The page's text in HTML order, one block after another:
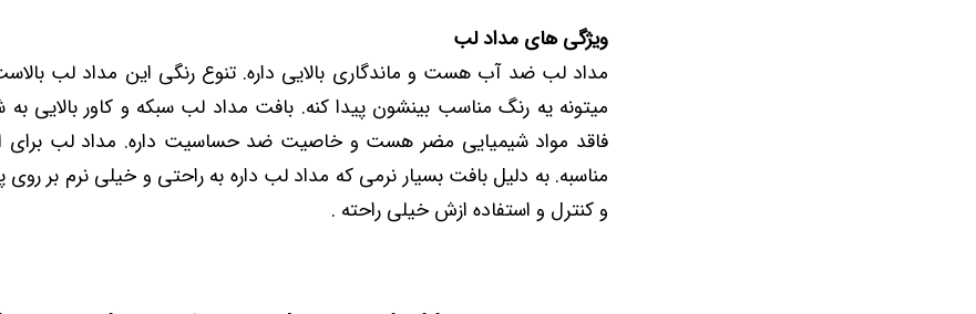
ویژگی های مداد لب
مداد لب ضد آب هست و ماندگاری بالایی داره. تنوع رنگی این مداد لب
میتونه یه رنگ مناسب بینشون پیدا کنه. بافت مداد لب سبکه و کاور بالایی
فاقد مواد شیمیایی مضر هست و خاصیت ضد حساسیت داره. مداد لب برای
مناسبه. به دلیل بافت بسیار نرمی که مداد لب داره به راحتی و خیلی نرم بر
و کنترل و استفاده ازش خیلی راحته .